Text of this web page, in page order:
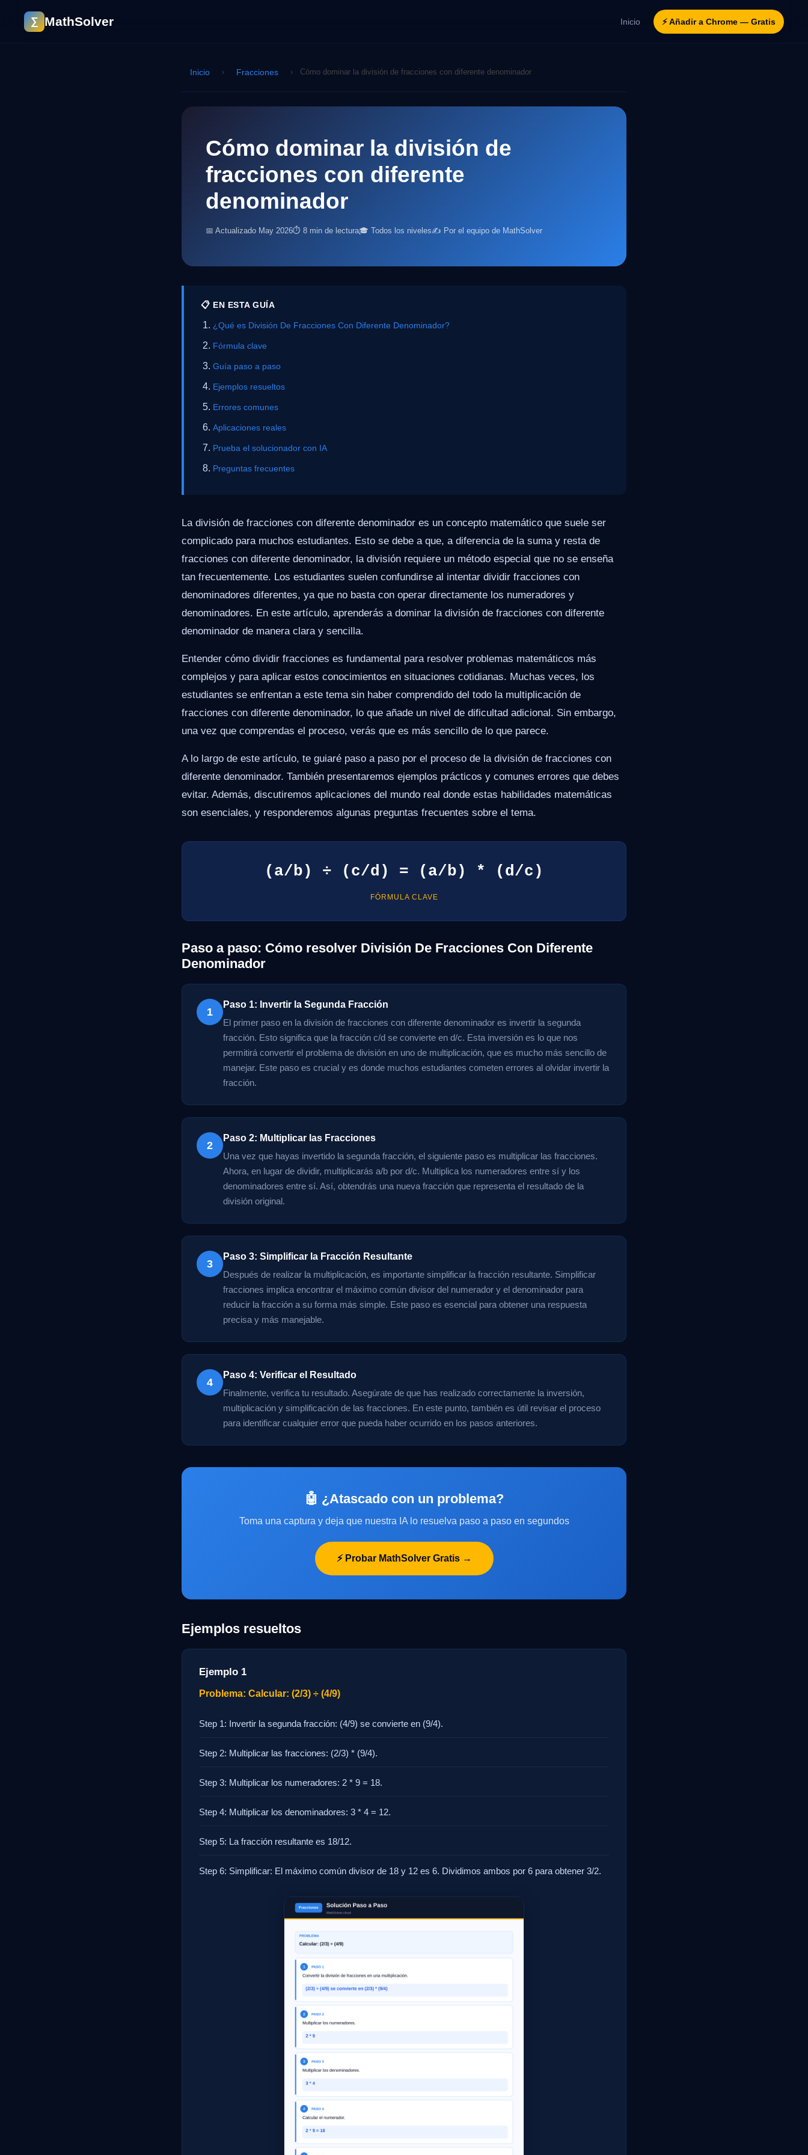
∑ MathSolver Inicio ⚡ Añadir a Chrome — Gratis
Inicio › Fracciones › Cómo dominar la división de fracciones con diferente denominador
Cómo dominar la división de
fracciones con diferente
denominador
📅 Actualizado May 2026⏱ 8 min de lectura🎓 Todos los niveles✍️ Por el equipo de MathSolver
📋 EN ESTA GUÍA
¿Qué es División De Fracciones Con Diferente Denominador?
Fórmula clave
Guía paso a paso
Ejemplos resueltos
Errores comunes
Aplicaciones reales
Prueba el solucionador con IA
Preguntas frecuentes
La división de fracciones con diferente denominador es un concepto matemático que suele ser
complicado para muchos estudiantes. Esto se debe a que, a diferencia de la suma y resta de
fracciones con diferente denominador, la división requiere un método especial que no se enseña
tan frecuentemente. Los estudiantes suelen confundirse al intentar dividir fracciones con
denominadores diferentes, ya que no basta con operar directamente los numeradores y
denominadores. En este artículo, aprenderás a dominar la división de fracciones con diferente
denominador de manera clara y sencilla.
Entender cómo dividir fracciones es fundamental para resolver problemas matemáticos más
complejos y para aplicar estos conocimientos en situaciones cotidianas. Muchas veces, los
estudiantes se enfrentan a este tema sin haber comprendido del todo la multiplicación de
fracciones con diferente denominador, lo que añade un nivel de dificultad adicional. Sin embargo,
una vez que comprendas el proceso, verás que es más sencillo de lo que parece.
A lo largo de este artículo, te guiaré paso a paso por el proceso de la división de fracciones con
diferente denominador. También presentaremos ejemplos prácticos y comunes errores que debes
evitar. Además, discutiremos aplicaciones del mundo real donde estas habilidades matemáticas
son esenciales, y responderemos algunas preguntas frecuentes sobre el tema.
(a/b) ÷ (c/d) = (a/b) * (d/c)
FÓRMULA CLAVE
Paso a paso: Cómo resolver División De Fracciones Con Diferente
Denominador
1
Paso 1: Invertir la Segunda Fracción
El primer paso en la división de fracciones con diferente denominador es invertir la segunda
fracción. Esto significa que la fracción c/d se convierte en d/c. Esta inversión es lo que nos
permitirá convertir el problema de división en uno de multiplicación, que es mucho más sencillo de
manejar. Este paso es crucial y es donde muchos estudiantes cometen errores al olvidar invertir la
fracción.
2
Paso 2: Multiplicar las Fracciones
Una vez que hayas invertido la segunda fracción, el siguiente paso es multiplicar las fracciones.
Ahora, en lugar de dividir, multiplicarás a/b por d/c. Multiplica los numeradores entre sí y los
denominadores entre sí. Así, obtendrás una nueva fracción que representa el resultado de la
división original.
3
Paso 3: Simplificar la Fracción Resultante
Después de realizar la multiplicación, es importante simplificar la fracción resultante. Simplificar
fracciones implica encontrar el máximo común divisor del numerador y el denominador para
reducir la fracción a su forma más simple. Este paso es esencial para obtener una respuesta
precisa y más manejable.
4
Paso 4: Verificar el Resultado
Finalmente, verifica tu resultado. Asegúrate de que has realizado correctamente la inversión,
multiplicación y simplificación de las fracciones. En este punto, también es útil revisar el proceso
para identificar cualquier error que pueda haber ocurrido en los pasos anteriores.
🤖 ¿Atascado con un problema?
Toma una captura y deja que nuestra IA lo resuelva paso a paso en segundos
⚡ Probar MathSolver Gratis →
Ejemplos resueltos
Ejemplo 1
Problema: Calcular: (2/3) ÷ (4/9)
Step 1: Invertir la segunda fracción: (4/9) se convierte en (9/4).
Step 2: Multiplicar las fracciones: (2/3) * (9/4).
Step 3: Multiplicar los numeradores: 2 * 9 = 18.
Step 4: Multiplicar los denominadores: 3 * 4 = 12.
Step 5: La fracción resultante es 18/12.
Step 6: Simplificar: El máximo común divisor de 18 y 12 es 6. Dividimos ambos por 6 para obtener 3/2.